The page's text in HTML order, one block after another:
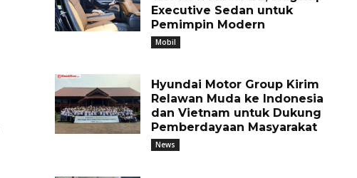
Executive Sedan untuk
Pemimpin Modern
Mobil
Hyundai Motor Group Kirim
Relawan Muda ke Indonesia
dan Vietnam untuk Dukung
Pemberdayaan Masyarakat
News